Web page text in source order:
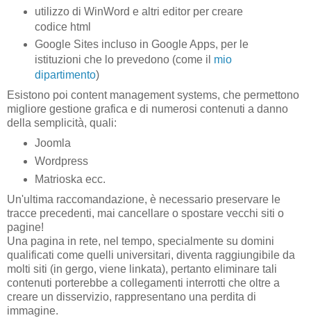
utilizzo di WinWord e altri editor per creare
codice html
Google Sites incluso in Google Apps, per le
istituzioni che lo prevedono (come il mio
dipartimento)
Esistono poi content management systems, che permettono
migliore gestione grafica e di numerosi contenuti a danno
della semplicità, quali:
Joomla
Wordpress
Matrioska ecc.
Un'ultima raccomandazione, è necessario preservare le
tracce precedenti, mai cancellare o spostare vecchi siti o
pagine!
Una pagina in rete, nel tempo, specialmente su domini
qualificati come quelli universitari, diventa raggiungibile da
molti siti (in gergo, viene linkata), pertanto eliminare tali
contenuti porterebbe a collegamenti interrotti che oltre a
creare un disservizio, rappresentano una perdita di
immagine.